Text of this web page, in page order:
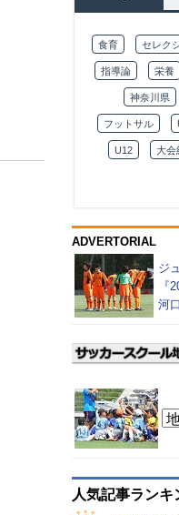
食育 セレク
指導論 栄養
神奈川県
フットサル
U12 大会
ADVERTORIAL
ジ
『
河
人気記事ランキ